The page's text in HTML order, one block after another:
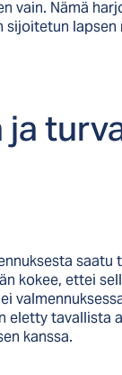
vain. Nämä
lapsen
saatu
kokee, ettei
eletty tavallista
kanssa.